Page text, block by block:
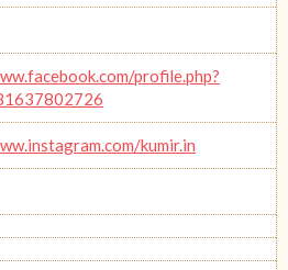
profile.php?
kumir.in